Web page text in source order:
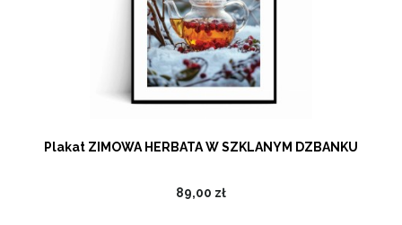
Plakat ZIMOWA HERBATA W SZKLANYM DZBANKU
89,00 zł